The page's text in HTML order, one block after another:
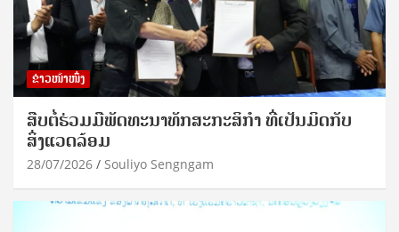
ຂ່າວໜ້າໜຶ່ງ
ສືບຕໍ່ຮ່ວມມືພັດທະນາທັກສະກະສິກຳ ທີ່ເປັນມິດກັບ
ສິ່ງແວດລ້ອມ
28/07/2026 Souliyo Sengngam